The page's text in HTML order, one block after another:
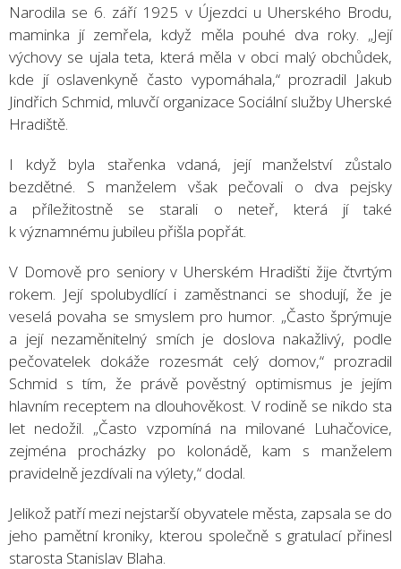
Narodila se 6. září 1925 v Újezdci u Uherského Brodu,
maminka jí zemřela, když měla pouhé dva roky. „Její
výchovy se ujala teta, která měla v obci malý obchůdek,
kde jí oslavenkyně často vypomáhala,“ prozradil Jakub
Jindřich Schmid, mluvčí organizace Sociální služby Uherské
Hradiště.
I když byla stařenka vdaná, její manželství zůstalo
bezdětné. S manželem však pečovali o dva pejsky
a příležitostně se starali o neteř, která jí také
k významnému jubileu přišla popřát.
V Domově pro seniory v Uherském Hradišti žije čtvrtým
rokem. Její spolubydlící i zaměstnanci se shodují, že je
veselá povaha se smyslem pro humor. „Často šprýmuje
a její nezaměnitelný smích je doslova nakažlivý, podle
pečovatelek dokáže rozesmát celý domov,“ prozradil
Schmid s tím, že právě pověstný optimismus je jejím
hlavním receptem na dlouhověkost. V rodině se nikdo sta
let nedožil. „Často vzpomíná na milované Luhačovice,
zejména procházky po kolonádě, kam s manželem
pravidelně jezdívali na výlety,“ dodal.
Jelikož patří mezi nejstarší obyvatele města, zapsala se do
jeho pamětní kroniky, kterou společně s gratulací přinesl
starosta Stanislav Blaha.